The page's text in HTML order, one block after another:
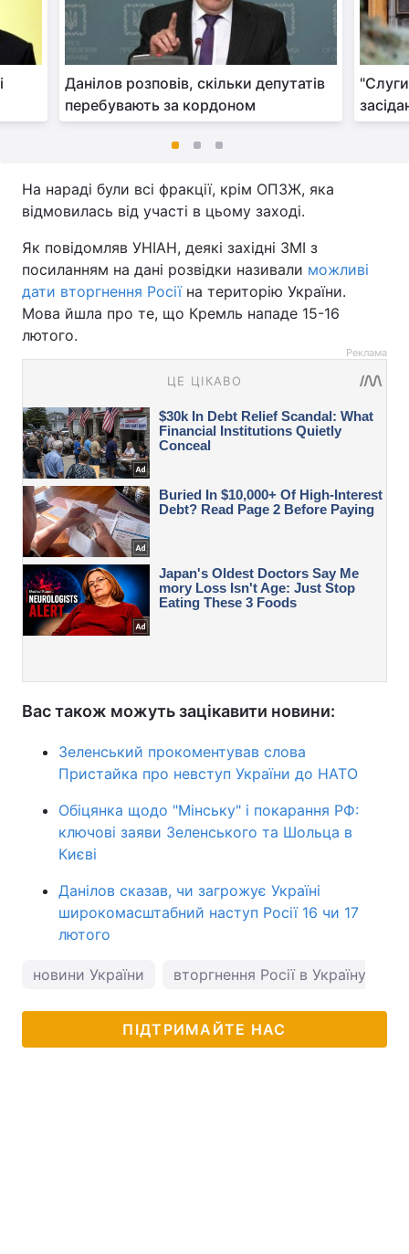
Данілов розповів, скільки депутатів
перебувають за кордоном
На нараді були всі фракції, крім ОПЗЖ, яка
відмовилась від участі в цьому заході.
Як повідомляв УНІАН, деякі західні ЗМІ з
посиланням на дані розвідки називали можливі
дати вторгнення Росіїна територію України.
Мова йшла про те, що Кремль нападе 15-16
лютого.
Реклама
Вас також можуть зацікавити новини:
Зеленський прокоментував слова
Пристайка про невступ України до НАТО
Обіцянка щодо "Мінську" і покарання РФ:
ключові заяви Зеленського та Шольца в
Києві
Данілов сказав, чи загрожує Україні
широкомасштабний наступ Росії 16 чи 17
лютого
новини України вторгнення Росії в Україну
ПІДТРИМАЙТЕ НАС